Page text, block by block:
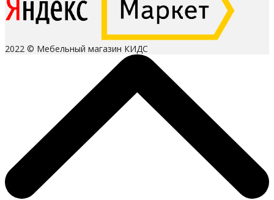
2022 © Мебельный магазин КИДС